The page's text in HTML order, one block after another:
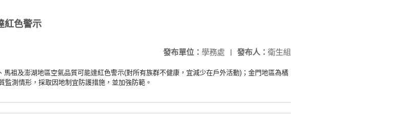
紅色警示
發布人： 衛生組
發布單位： 學務處 |
馬祖及澎湖地區空氣品質可能達紅色警示(對所有族群不健康， 宜減少在戶外活動)；金門地區為橘
監測情形，採取因地制宜防護措施， 並加強防範。